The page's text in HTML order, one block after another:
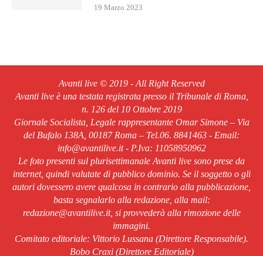
19 Marzo 2023
Avanti live © 2019 - All Right Reserved
Avanti live è una testata registrata presso il Tribunale di Roma,
n. 126 del 10 Ottobre 2019
Giornale Socialista, Legale rappresentante Omar Simone – Via
del Bufalo 138A, 00187 Roma – Tel.06. 8841463 - Email:
info@avantilive.it - P.Iva: 11058950962
Le foto presenti sul plurisettimanale Avanti live sono prese da
internet, quindi valutate di pubblico dominio. Se il soggetto o gli
autori dovessero avere qualcosa in contrario alla pubblicazione,
basta segnalarlo alla redazione, alla mail:
redazione@avantilive.it, si provvederà alla rimozione delle
immagini.
Comitato editoriale: Vittorio Lussana (Direttore Responsabile).
Bobo Craxi (Direttore Editoriale)